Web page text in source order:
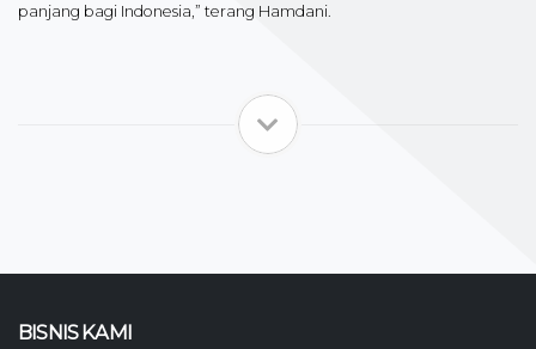
panjang bagi Indonesia,” terang Hamdani.
BISNIS KAMI